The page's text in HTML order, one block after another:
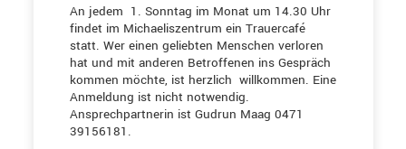
An jedem 1. Sonntag im Monat um 14.30 Uhr
findet im Michaeliszentrum ein Trauercafé
statt. Wer einen geliebten Menschen verloren
hat und mit anderen Betroffenen ins Gespräch
kommen möchte, ist herzlich willkommen. Eine
Anmeldung ist nicht notwendig.
Ansprechpartnerin ist Gudrun Maag 0471
39156181.